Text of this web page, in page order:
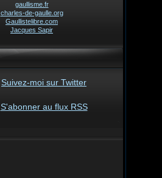
gaullisme.fr
charles-de-gaulle.org
Gaullistelibre.com
Jacques Sapir
Suivez-moi sur Twitter
S'abonner au flux RSS